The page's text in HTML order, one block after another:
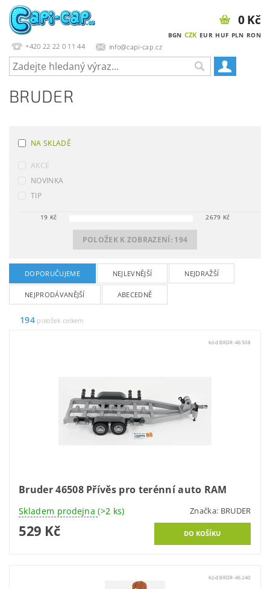
+420 22 22 0 11 44 info@capi-cap.cz
BGN CZK EUR HUF PLN RON
0 Kč
BRUDER
NA SKLADĚ
AKCE
NOVINKA
TIP
19 Kč 2679 Kč
POLOŽEK K ZOBRAZENÍ: 194
DOPORUČUJEME NEJLEVNĚJŠÍ NEJDRAŽŠÍ
NEJPRODÁVANĚJŠÍ ABECEDNĚ
194položek celkem
Kód:BRDR-46508
Bruder 46508 Přívěs pro terénní auto RAM
Skladem prodejna(>2 ks) Značka: BRUDER
529 Kč
Kód:BRDR-46240